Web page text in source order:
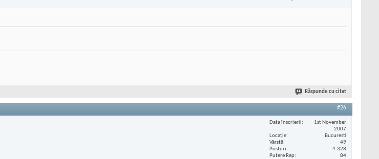
Răspunde cu citat
#26
Data înscrierii
1st November
2007
Locaţie
Bucuresti
Vârstă
49
Posturi
4.328
Putere Rep
84